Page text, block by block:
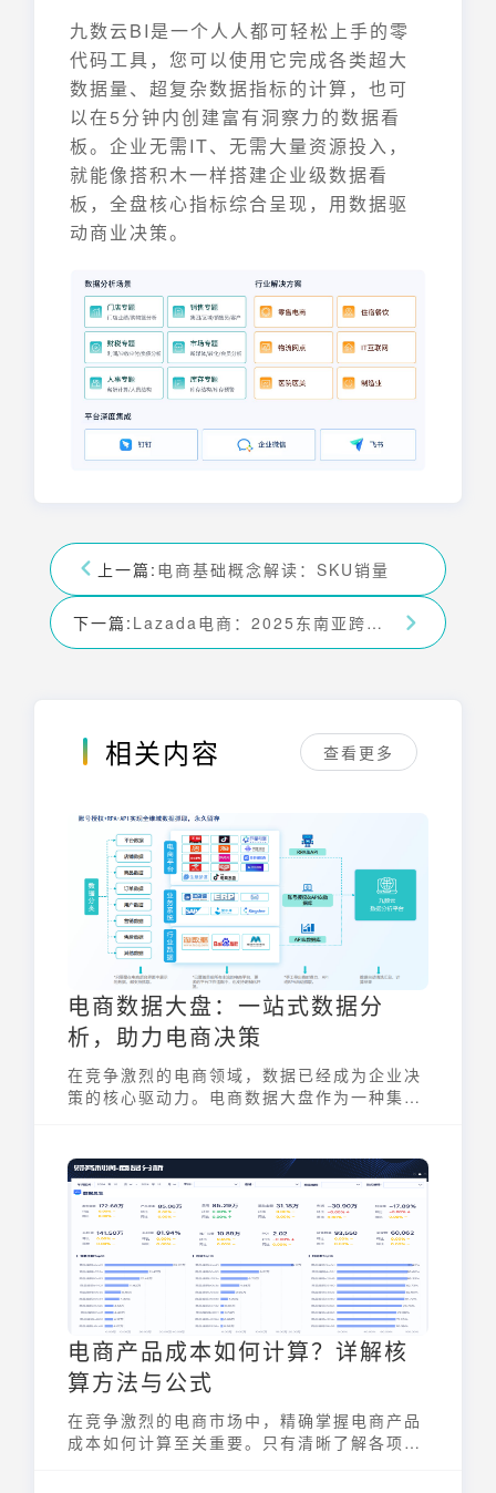
九数云BI是一个人人都可轻松上手的零
代码工具，您可以使用它完成各类超大
数据量、超复杂数据指标的计算，也可
以在5分钟内创建富有洞察力的数据看
板。企业无需IT、无需大量资源投入，
就能像搭积木一样搭建企业级数据看
板，全盘核心指标综合呈现，用数据驱
动商业决策。
上一篇: 电商基础概念解读：SKU销量
下一篇: Lazada电商：2025东南亚跨境电商掘金指南
相关内容 查看更多
电商数据大盘：一站式数据分
析，助力电商决策
在竞争激烈的电商领域，数据已经成为企业决
策的核心驱动力。电商数据大盘作为一种集成
化运营和智能决策。它将原本分散在各个系统
中的数据整合起来，以直观、可视化的方式呈
现，为电商企业提供了强大的数据支持。
电商产品成本如何计算？详解核
算方法与公式
在竞争激烈的电商市场中，精确掌握电商产品
成本如何计算至关重要。只有清晰了解各项成